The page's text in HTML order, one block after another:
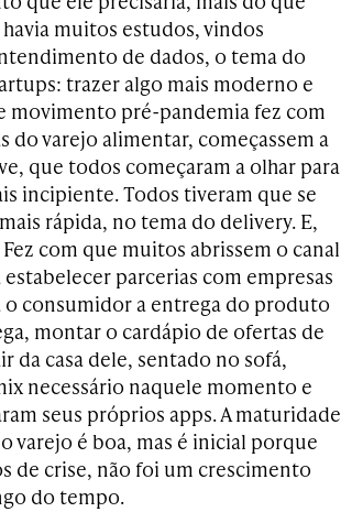
muitos estudos, vindos
de dados, o tema do
trazer algo mais moderno e
movimento pré-pandemia fez com
do varejo alimentar, começassem a
que todos começaram a olhar para
incipiente. Todos tiveram que se
rápida, no tema do delivery. E,
com que muitos abrissem o canal
parcerias com empresas
o consumidor a entrega do produto
montar o cardápio de ofertas de
da casa dele, sentado no sofá,
necessário naquele momento e
seus próprios apps. A maturidade
varejo é boa, mas é inicial porque
de crise, não foi um crescimento
do tempo.